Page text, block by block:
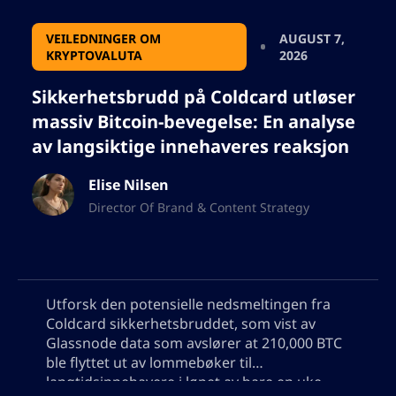
VEILEDNINGER OM
KRYPTOVALUTA
AUGUST 7,
2026
Sikkerhetsbrudd på Coldcard utløser
massiv Bitcoin-bevegelse: En analyse
av langsiktige innehaveres reaksjon
Elise Nilsen
Director Of Brand & Content Strategy
Utforsk den potensielle nedsmeltingen fra
Coldcard sikkerhetsbruddet, som vist av
Glassnode data som avslører at 210,000 BTC
ble flyttet ut av lommebøker til
langtidsinnehavere i løpet av bare en uke.